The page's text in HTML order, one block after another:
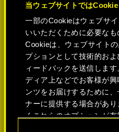
当ウェブサイトでは
一部のCookieはウェブサ
いいただくために必要な
Cookieは、ウェブサイト
プションとして技術的お
ィードバックを送信しま
ディア上などでお客様が
ンツをお届けするために
ナーに提供する場合があ
くこれらのオプションが